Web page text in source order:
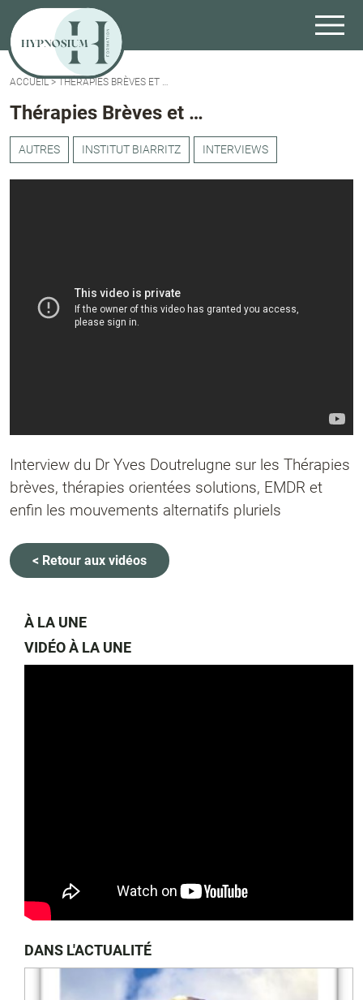
ACCUEIL>THÉRAPIES BRÈVES ET …
Thérapies Brèves et …
AUTRES INSTITUT BIARRITZ INTERVIEWS
Interview du Dr Yves Doutrelugne sur les Thérapies
brèves, thérapies orientées solutions, EMDR et
enfin les mouvements alternatifs pluriels
< Retour aux vidéos
À LA UNE
VIDÉO À LA UNE
DANS L'ACTUALITÉ